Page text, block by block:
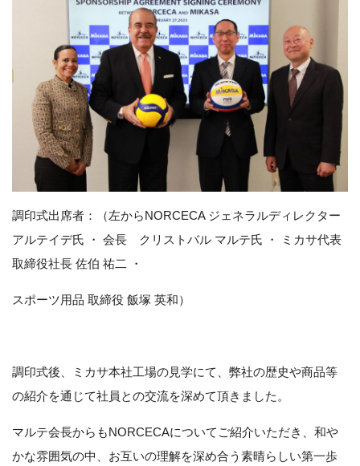
調印式出席者：（左からNORCECA ジェネラルディレクター
アルテイデ氏 ・ 会長 クリストバル マルテ氏 ・ ミカサ代表
取締役社長 佐伯 祐二 ・
スポーツ用品 取締役 飯塚 英和）
調印式後、ミカサ本社工場の見学にて、弊社の歴史や商品等
の紹介を通じて社員との交流を深めて頂きました。
マルテ会長からもNORCECAについてご紹介いただき、和や
かな雰囲気の中、お互いの理解を深め合う素晴らしい第一歩